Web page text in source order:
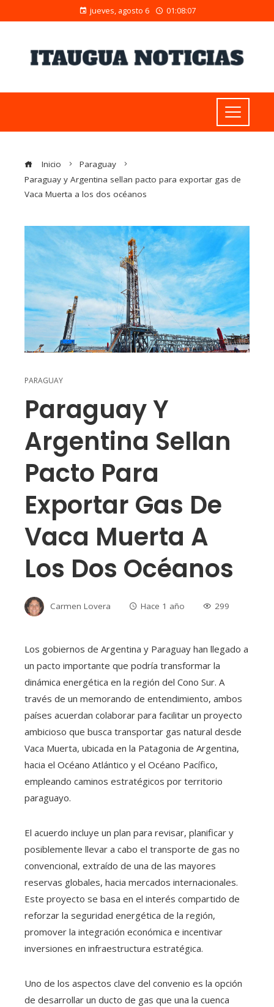
jueves, agosto 6 01:08:08
Inicio
Paraguay
Paraguay y Argentina sellan pacto para exportar gas de
Vaca Muerta a los dos océanos
PARAGUAY
Paraguay Y
Argentina Sellan
Pacto Para
Exportar Gas De
Vaca Muerta A
Los Dos Océanos
Carmen Lovera Hace 1 año 299
Los gobiernos de Argentina y Paraguay han llegado a
un pacto importante que podría transformar la
dinámica energética en la región del Cono Sur. A
través de un memorando de entendimiento, ambos
países acuerdan colaborar para facilitar un proyecto
ambicioso que busca transportar gas natural desde
Vaca Muerta, ubicada en la Patagonia de Argentina,
hacia el Océano Atlántico y el Océano Pacífico,
empleando caminos estratégicos por territorio
paraguayo.
El acuerdo incluye un plan para revisar, planificar y
posiblemente llevar a cabo el transporte de gas no
convencional, extraído de una de las mayores
reservas globales, hacia mercados internacionales.
Este proyecto se basa en el interés compartido de
reforzar la seguridad energética de la región,
promover la integración económica e incentivar
inversiones en infraestructura estratégica.
Uno de los aspectos clave del convenio es la opción
de desarrollar un ducto de gas que una la cuenca